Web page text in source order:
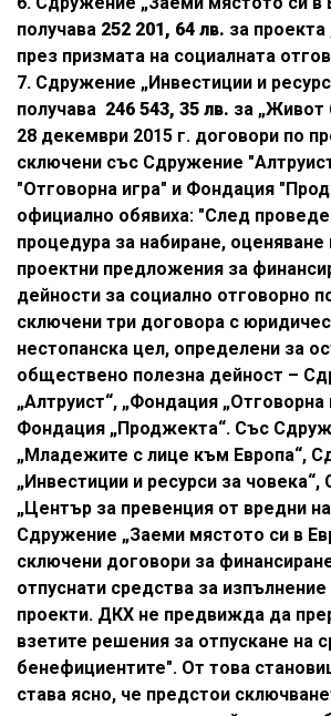
получава 252 201, 64 лв. за проекта
през призмата на социалната
7. Сдружение „Инвестиции и
получава 246 543, 35 лв. за „Живот
28 декември 2015 г. договори по
сключени със Сдружение
"Отговорна игра" и Фондация
официално обявиха: "След
процедура за набиране, оценяване
проектни предложения за
дейности за социално отговорно
сключени три договора с
нестопанска цел, определени за
обществено полезна дейност –
„Алтруист“, „Фондация „Отговорна
Фондация „Проджекта“. Със
„Младежите с лице към Европа“,
„Инвестиции и ресурси за
„Център за превенция от вредни
Сдружение „Заеми мястото си в
сключени договори за
отпуснати средства за изпълнение
проекти. ДКХ не предвижда да
взетите решения за отпускане на
бенефициентите". От това
става ясно, че предстои